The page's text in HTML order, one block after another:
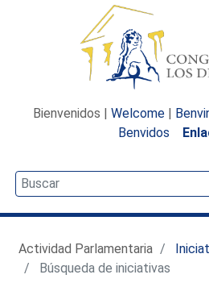
Bienvenidos | Welcome |
Benvidos
Actividad Parlamentaria
Búsqueda de iniciativas